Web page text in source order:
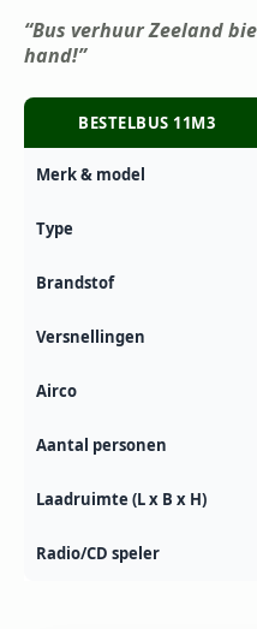
“Bus verhuur Zeeland
hand!”
BESTELBUS 11M3
Merk & model
Type
Brandstof
Versnellingen
Airco
Aantal personen
Laadruimte (L x B x H)
Radio/CD speler